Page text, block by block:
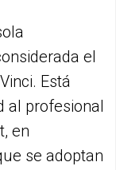
el
Está
al profesional
en
se adoptan